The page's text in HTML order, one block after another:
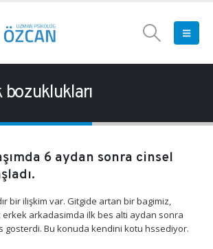
bozuklukları
6 aydan sonra cinsel
bir ilişkim var. Gitgide artan bir bagimiz,
erkek arkadasimda ilk bes alti aydan sonra
gosterdi. Bu konuda kendini kotu hssediyor.